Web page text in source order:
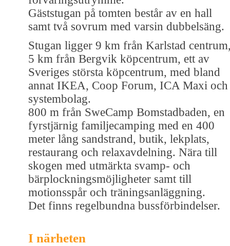
Gäststugan på tomten består av en hall
samt två sovrum med varsin dubbelsäng.
Stugan ligger 9 km från Karlstad
5 km från Bergvik köpcentrum, ett av
Sveriges största köpcentrum, med bland
annat IKEA, Coop Forum, ICA Maxi och
systembolag.
800 m från SweCamp Bomstadbaden, en
fyrstjärnig familjecamping med en 400
meter lång sandstrand, butik, lekplats,
restaurang och relaxavdelning. Nära till
skogen med utmärkta svamp- och
bärplockningsmöjligheter samt till
motionsspår och träningsanläggning.
Det finns regelbundna bussförbindelser.
I närheten